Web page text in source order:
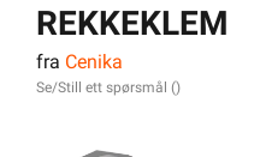
REKKEKLEMME
AVK 10
fra Cenika
Se/Still ett spørsmål ()